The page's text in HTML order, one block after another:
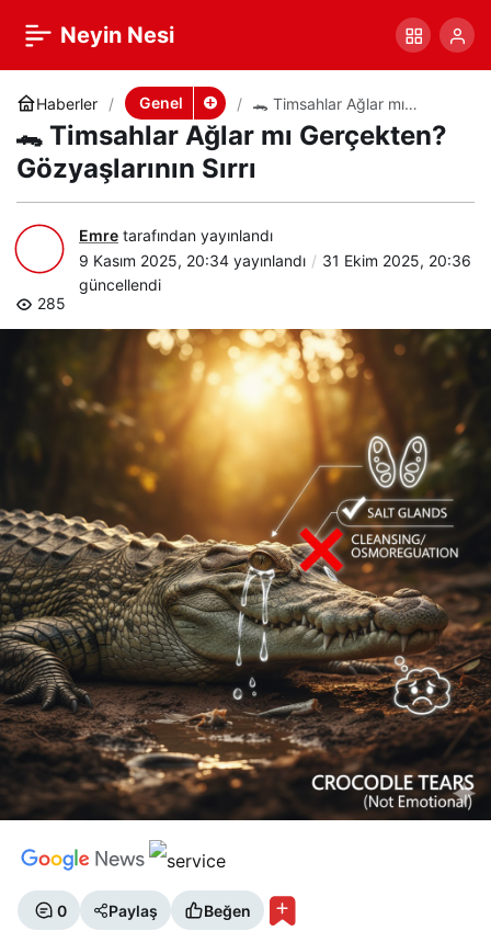
Neyin Nesi
Haberler Genel
🐊 Timsahlar Ağlar mı
Gerçekten? Gözyaşlarının
Sırrı
🐊 Timsahlar Ağlar mı Gerçekten?
Gözyaşlarının Sırrı
Emre tarafından yayınlandı
9 Kasım 2025, 20:34 yayınlandı
31 Ekim 2025, 20:36
güncellendi
285
0 Paylaş Beğen
🐊 Timsahlar Ağlar mı
Gerçekten?
Gözyaşlarının Sırrı
Paylaş